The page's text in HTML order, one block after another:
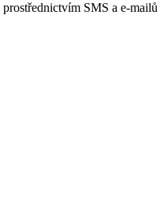
prostřednictvím SMS a e-mailů